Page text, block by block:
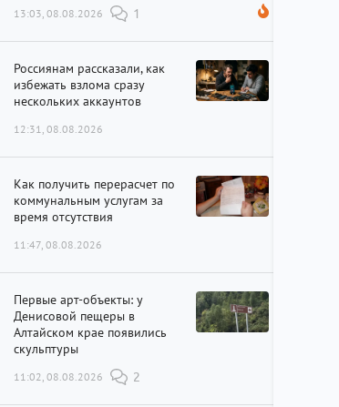
13:03, 08.08.2026 1
Россиянам рассказали, как
избежать взлома сразу
нескольких аккаунтов
12:31, 08.08.2026
Как получить перерасчет по
коммунальным услугам за
время отсутствия
11:47, 08.08.2026
Первые арт-объекты: у
Денисовой пещеры в
Алтайском крае появились
скульптуры
11:02, 08.08.2026 2